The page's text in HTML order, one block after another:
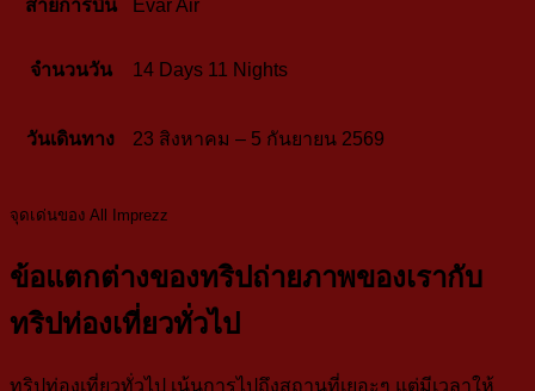
สายการบิน Evar Air
จำนวนวัน 14 Days 11 Nights
วันเดินทาง 23 สิงหาคม – 5 กันยายน 2569
จุดเด่นของ All Imprezz
ข้อแตกต่างของทริปถ่ายภาพของเรากับ
ทริปท่องเที่ยวทั่วไป
ทริปท่องเที่ยวทั่วไป เน้นการไปถึงสถานที่เยอะๆ แต่มีเวลาให้